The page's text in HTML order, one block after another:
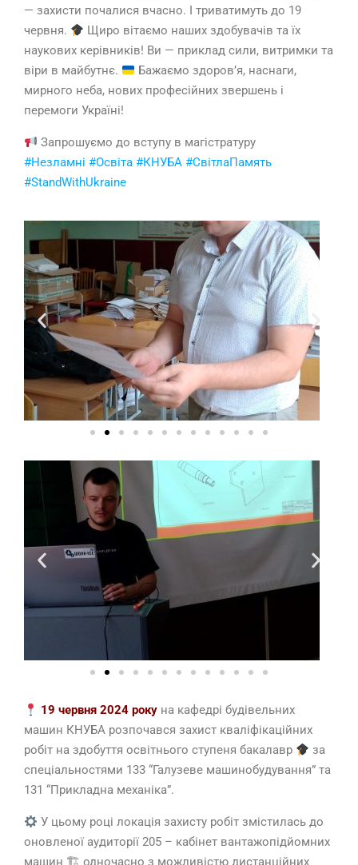
— захисти почалися вчасно. І триватимуть до 19
червня.
Щиро вітаємо наших здобувачів та їх
наукових керівників! Ви — приклад сили, витримки та
віри в майбутнє.
Бажаємо здоров’я, наснаги,
мирного неба, нових професійних звершень і
перемоги Україні!
Запрошуємо до вступу в магістратуру
#Незламні #Освіта #КНУБА #СвітлаПамять
#StandWithUkraine
19 червня 2024 року на кафедрі будівельних
машин КНУБА розпочався захист кваліфікаційних
робіт на здобуття освітнього ступеня бакалавр
за
спеціальностями 133 “Галузеве машинобудування” та
131 “Прикладна механіка”.
У цьому році локація захисту робіт змістилась до
оновленої аудиторії 205 – кабінет вантажопідйомних